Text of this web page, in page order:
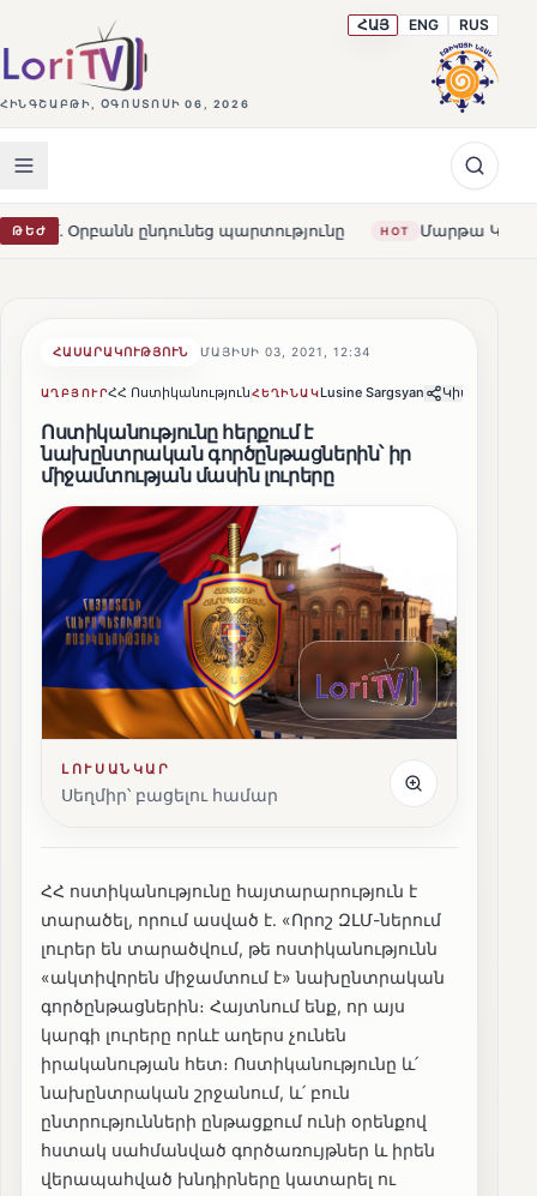
ՀԻՆԳՇԱԲԹԻ, ՕԳՈՍՏՈՍԻ 06, 2026
ՀԱՅ ENG RUS
ԹԵԺ պարտությունը HOT Մարթա Կոս. «Հայաստանն ու
ՀԱՍԱՐԱԿՈՒԹՅՈՒՆ ՄԱՅԻՍԻ 03, 2021, 12:34
ԱՂԲՅՈՒՐՀՀ ՈստիկանությունՀԵՂԻՆԱԿLusine Sargsyan Կիսվել
Ոստիկանությունը հերքում է
նախընտրական գործընթացներին՝ իր
միջամտության մասին լուրերը
ԼՈՒՍԱՆԿԱՐ
Սեղմիր՝ բացելու համար
ՀՀ ոստիկանությունը հայտարարություն է
տարածել, որում ասված է. «Որոշ ԶԼՄ-ներում
լուրեր են տարածվում, թե ոստիկանությունն
«ակտիվորեն միջամտում է» նախընտրական
գործընթացներին։ Հայտնում ենք, որ այս
կարգի լուրերը որևէ աղերս չունեն
իրականության հետ։ Ոստիկանությունը և՛
նախընտրական շրջանում, և՛ բուն
ընտրությունների ընթացքում ունի օրենքով
հստակ սահմանված գործառույթներ և իրեն
վերապահված խնդիրները կատարել ու